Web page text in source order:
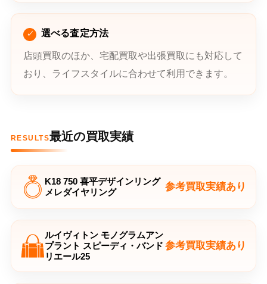
選べる査定方法
店頭買取のほか、宅配買取や出張買取にも対応して
おり、ライフスタイルに合わせて利用できます。
RESULTS最近の買取実績
K18 750 喜平デザインリング
メレダイヤリング
参考買取実績あり
ルイヴィトン モノグラムアン
プラント スピーディ・バンド
リエール25
参考買取実績あり